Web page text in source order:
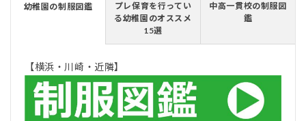
幼稚園の制服図鑑
プレ保育を行ってい
る幼稚園のオススメ
15選
中高一貫校の制服図
鑑
【横浜・川崎・近隣】